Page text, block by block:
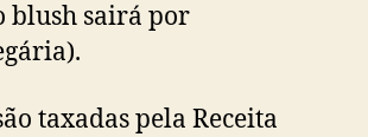
blush sairá por
taxadas pela Receita